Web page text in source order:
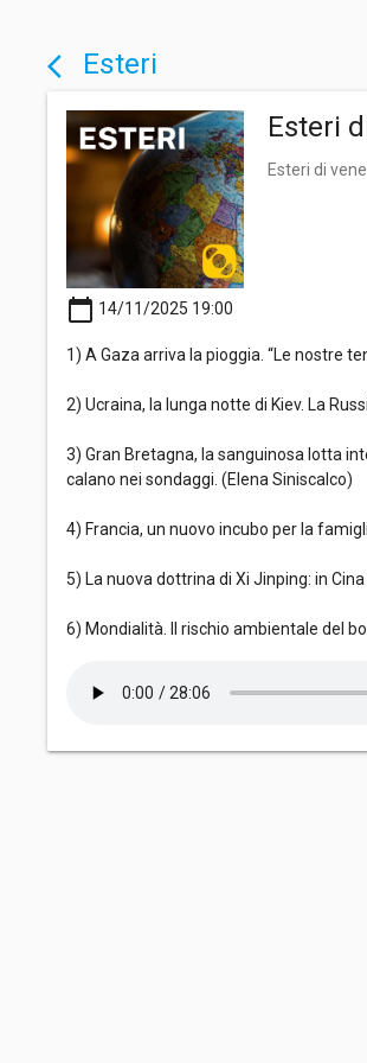
arrow_back_ios Esteri
Esteri
Esteri di
calendar_today 14/11/2025 19:00
1) A Gaza arriva la pioggia. “Le nostre
2) Ucraina, la lunga notte di Kiev. La
3) Gran Bretagna, la sanguinosa lotta
calano nei sondaggi. (Elena Siniscalco)
4) Francia, un nuovo incubo per la
5) La nuova dottrina di Xi Jinping: in
6) Mondialità. Il rischio ambientale del